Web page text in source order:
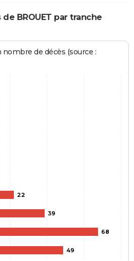
BROUET par tranche
de décès (source :
22
39
68
49